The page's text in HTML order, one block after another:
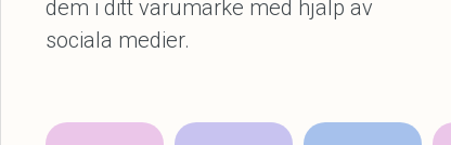
dem i ditt varumärke med hjälp av
sociala medier.